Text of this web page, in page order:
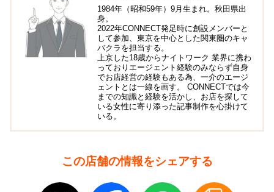
1984年（昭和59年）9月生まれ。秋田県出
身。
2022年CONNECT発足時に創設メンバーと
して参加、東京を中心とした関東圏のキャ
バクラを担当する。
上京した18歳からナイトワーク 業界に携わ
っておりエージェント経験のみならず自身
でお店経営の経験もある為、一介のエージ
ェントとは一線を画す。 CONNECTでは今
までの知識と経験を活かし、お店を探して
いる女性に寄り添った記事制作を心掛けて
いる。
この店舗の情報をシェアする